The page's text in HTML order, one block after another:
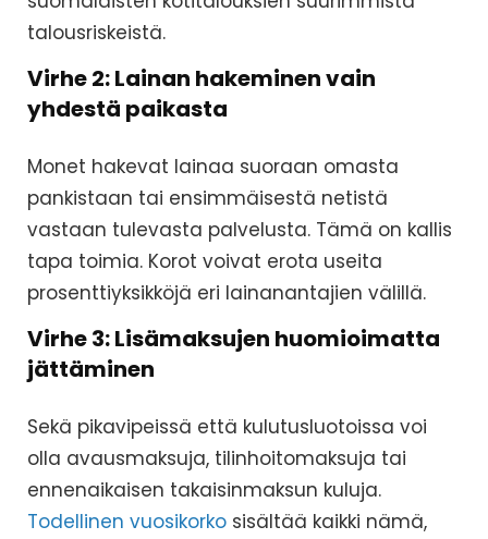
talousriskeistä.
Virhe 2: Lainan hakeminen vain
yhdestä paikasta
Monet hakevat lainaa suoraan omasta
pankistaan tai ensimmäisestä netistä
vastaan tulevasta palvelusta. Tämä on kallis
tapa toimia. Korot voivat erota useita
prosenttiyksikköjä eri lainanantajien välillä.
Virhe 3: Lisämaksujen huomioimatta
jättäminen
Sekä pikavipeissä että kulutusluotoissa voi
olla avausmaksuja, tilinhoitomaksuja tai
ennenaikaisen takaisinmaksun kuluja.
Todellinen vuosikorko sisältää kaikki nämä,